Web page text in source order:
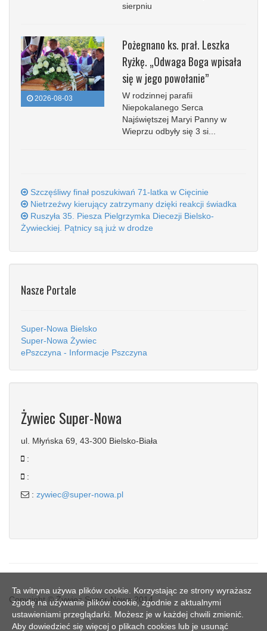
sierpniu
2026-08-03
Pożegnano ks. prał. Leszka
Ryżkę. „Odwaga Boga wpisała
się w jego powołanie”
W rodzinnej parafii
Niepokalanego Serca
Najświętszej Maryi Panny w
Wieprzu odbyły się 3 si...
Szczęśliwy finał poszukiwań 71-latka w Cięcinie
Nietrzeźwy kierujący zatrzymany dzięki reakcji świadka
Ruszyła 35. Piesza Pielgrzymka Diecezji Bielsko-
Żywieckiej. Pątnicy są już w drodze
Nasze Portale
Super-Nowa Bielsko
Super-Nowa Żywiec
ePszczyna - Informacje Pszczyna
Żywiec Super-Nowa
ul. Młyńska 69, 43-300 Bielsko-Biała
:
:
: zywiec@super-nowa.pl
Copyright © Żywiec Super-Nowa 2014
Ta witryna używa plików cookie. Korzystając ze strony wyrażasz
zgodę na używanie plików cookie, zgodnie z aktualnymi
ustawieniami przeglądarki. Możesz je w każdej chwili zmienić.
Aby dowiedzieć się więcej o plikach cookies lub je usunąć